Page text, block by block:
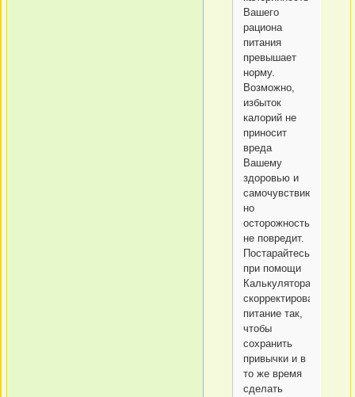
Вашего
рациона
питания
превышает
норму.
Возможно,
избыток
калорий не
приносит
вреда
Вашему
здоровью и
самочувствию,
но
осторожность
не повредит.
Постарайтесь
при помощи
Калькулятора
скорректировать
питание так,
чтобы
сохранить
привычки и в
то же время
сделать